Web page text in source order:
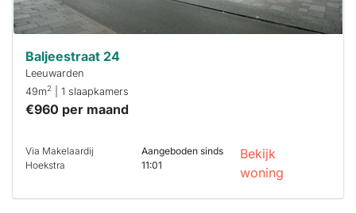
Baljeestraat 24
Leeuwarden
49m2 | 1 slaapkamers
€960 per maand
Via Makelaardij
Hoekstra
Aangeboden sinds
11:01
Bekijk
woning